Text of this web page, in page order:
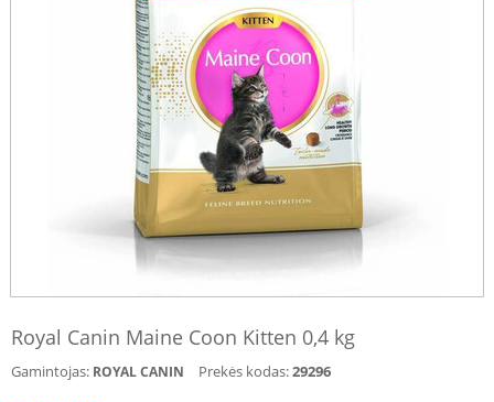
Royal Canin Maine Coon Kitten 0,4 kg
Gamintojas: ROYAL CANIN Prekės kodas:29296